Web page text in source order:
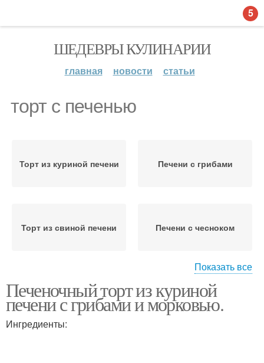
ШЕДЕВРЫ КУЛИНАРИИ
главная новости статьи
торт с печенью
Торт из куриной печени Печени с грибами
Торт из свиной печени Печени с чесноком
Салат с печенью Печени с орехами
Показать все
Печеночный торт из куриной
печени с грибами и морковью.
Ингредиенты:
5